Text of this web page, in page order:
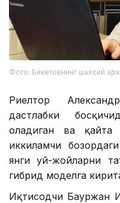
Фото: Бикетовнинг шахсий
Риелтор
дастлабки
оладиган ва қайта
иккиламчи
янги уй-жойларни
гибрид моделга
Иқтисодчи Бауржан